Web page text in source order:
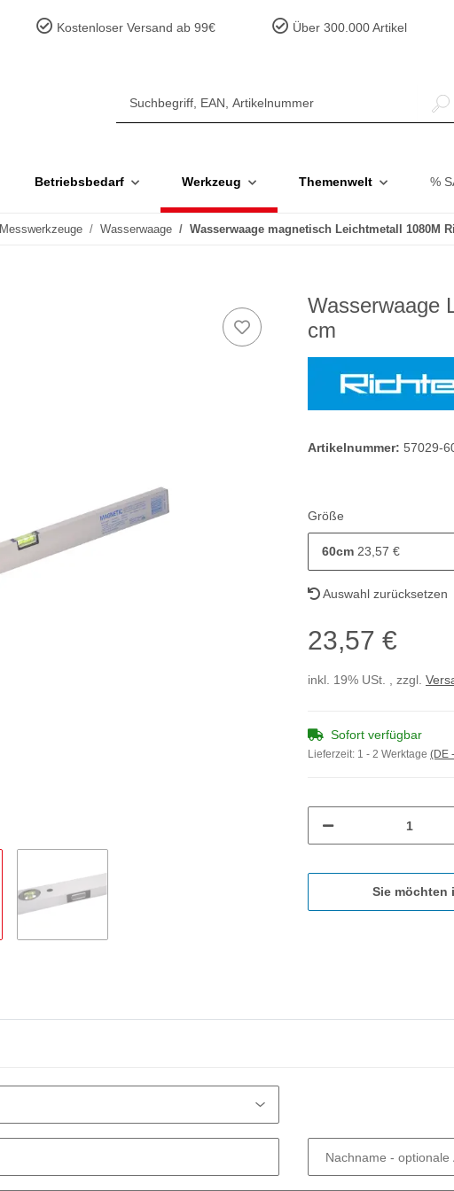
Kostenloser Versand ab 99€ Über 300.000 Artikel
Betriebsbedarf Werkzeug Themenwelt %
Messwerkzeuge Wasserwaage Wasserwaage magnetisch Leichtmetall 1080M
Wasserwaage
cm
Artikelnummer: 57029-
Größe
60cm 23,57 €
Auswahl zurücksetzen
23,57 €
inkl. 19% USt. , zzgl.
Sofort verfügbar
Lieferzeit: 1 - 2 Werktage (DE
Sie möchten
Nachname - optionale